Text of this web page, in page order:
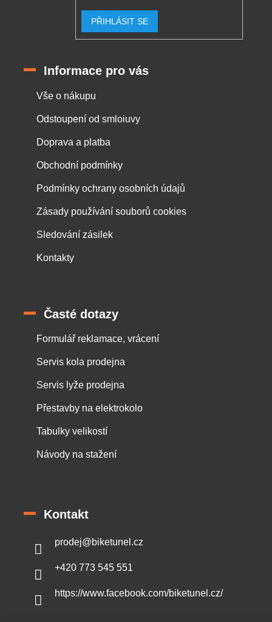
PŘIHLÁSIT SE
Informace pro vás
Vše o nákupu
Odstoupení od smloiuvy
Doprava a platba
Obchodní podmínky
Podmínky ochrany osobních údajů
Zásady používání souborů cookies
Sledování zásilek
Kontakty
Časté dotazy
Formulář reklamace, vrácení
Servis kola prodejna
Servis lyže prodejna
Přestavby na elektrokolo
Tabulky velikostí
Návody na stažení
Kontakt
prodej@biketunel.cz
+420 773 545 551
https://www.facebook.com/biketunel.cz/